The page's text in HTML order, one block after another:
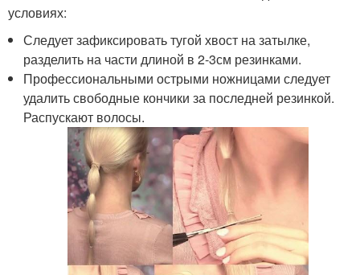
условиях:
Следует зафиксировать тугой хвост на затылке,
разделить на части длиной в 2-3см резинками.
Профессиональными острыми ножницами следует
удалить свободные кончики за последней резинкой.
Распускают волосы.